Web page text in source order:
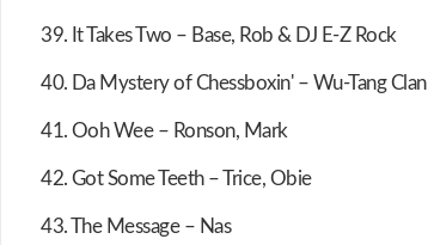
39. It Takes Two – Base, Rob & DJ E-Z Rock
40. Da Mystery of Chessboxin' – Wu-Tang Clan
41. Ooh Wee – Ronson, Mark
42. Got Some Teeth – Trice, Obie
43. The Message – Nas